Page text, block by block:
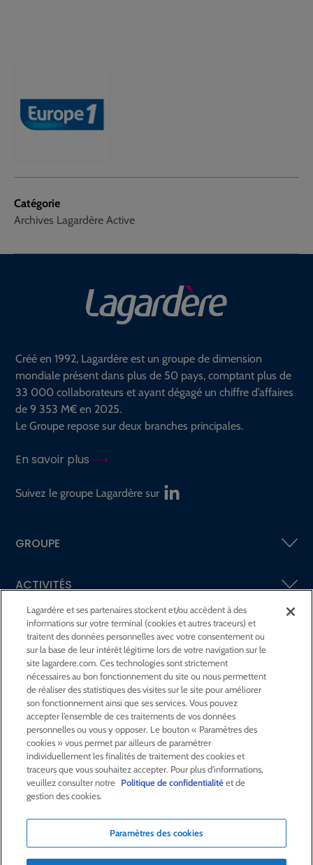
Catégorie
Archives Lagardère Active
Créé en 1992, Lagardère est un groupe de dimension
mondiale présent dans plus de 50 pays, comptant plus de
33 000 collaborateurs et ayant dégagé un chiffre d’affaires
de 9 353 M€ en 2025.
Le Groupe repose sur deux branches principales.
En savoir plus
Suivez le groupe Lagardère sur
GROUPE
ACTIVITÉS
ACTIONNAIRES &INVESTISSEURS
LA RSECHEZ LAGARDÈRE
LA FONDATIONJEAN‑LUC LAGARDÈRE
CENTRE PRESSE
NOUS REJOINDRE
Alerte e-mail Commande de publication
Lagardère et ses partenaires stockent et/ou accèdent à des
informations sur votre terminal (cookies et autres traceurs) et
traitent des données personnelles avec votre consentement ou
sur la base de leur intérêt légitime lors de votre navigation sur le
site lagardere.com. Ces technologies sont strictement
nécessaires au bon fonctionnement du site ou nous permettent
de réaliser des statistiques des visites sur le site pour améliorer
son fonctionnement ainsi que ses services. Vous pouvez
accepter l’ensemble de ces traitements de vos données
personnelles ou vous y opposer. Le bouton « Paramètres des
cookies » vous permet par ailleurs de paramétrer
individuellement les finalités de traitement des cookies et
traceurs que vous souhaitez accepter. Pour plus d'informations,
veuillez consulter notre Politique de confidentialitéet de
gestion des cookies.
Paramètres des cookies